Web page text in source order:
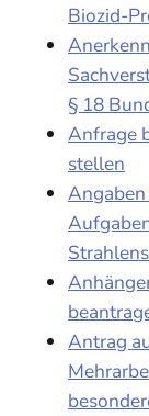
Biozid-
§ 18
Anfrage
stellen
Antrag